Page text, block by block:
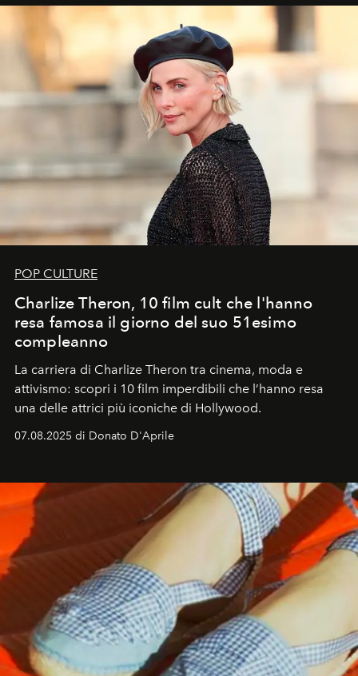
POP CULTURE
Charlize Theron, 10 film cult che l'hanno
resa famosa il giorno del suo 51esimo
compleanno
La carriera di Charlize Theron tra cinema, moda e
attivismo: scopri i 10 film imperdibili che l’hanno resa
una delle attrici più iconiche di Hollywood.
07.08.2025 di Donato D'Aprile